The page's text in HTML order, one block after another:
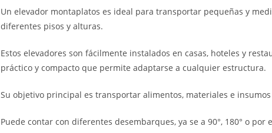
Un elevador montaplatos es ideal para transportar pequeñas y
diferentes pisos y alturas.
Estos elevadores son fácilmente instalados en casas, hoteles y
práctico y compacto que permite adaptarse a cualquier estructura.
Su objetivo principal es transportar alimentos, materiales e
Puede contar con diferentes desembarques, ya se a 90°, 180° o por